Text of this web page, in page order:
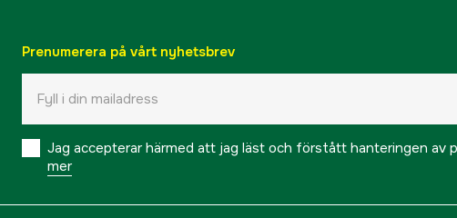
Prenumerera på vårt nyhetsbrev
Jag accepterar härmed att jag läst och förstått hanteringen av
mer